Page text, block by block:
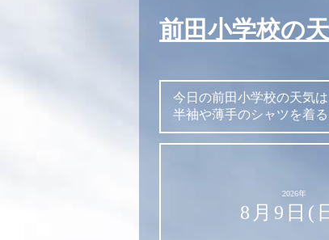
前田小学校の
今日の前田小学校の天気は
半袖や薄手のシャツを着
2026年
8月9日(